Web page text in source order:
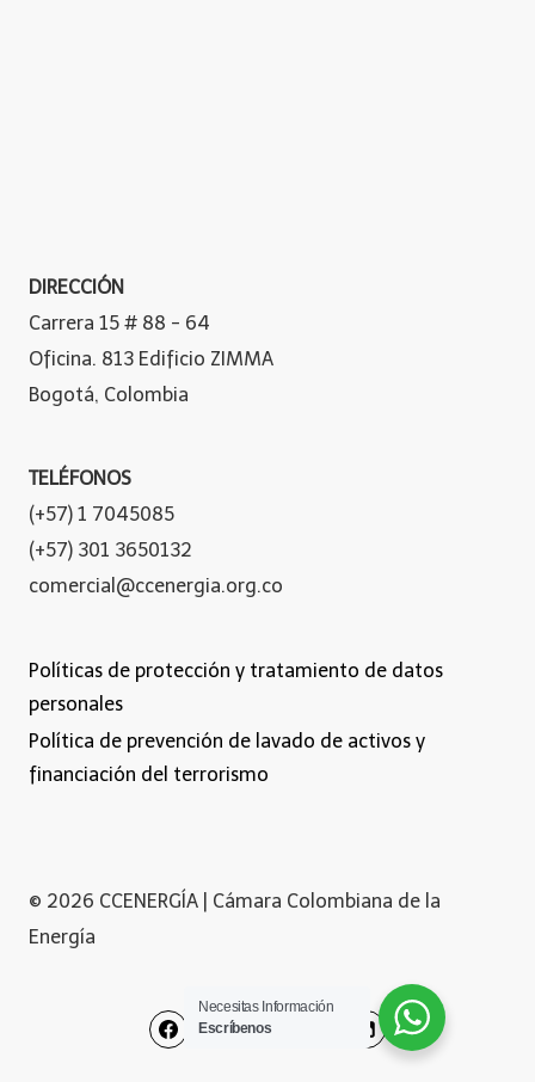
DIRECCIÓN
Carrera 15 # 88 - 64
Oficina. 813 Edificio ZIMMA
Bogotá, Colombia
TELÉFONOS
(+57) 1 7045085
(+57) 301 3650132
comercial@ccenergia.org.co
Políticas de protección y tratamiento de datos
personales
Política de prevención de lavado de activos y
financiación del terrorismo
© 2026 CCENERGÍA | Cámara Colombiana de la
Energía
Necesitas Información
Escríbenos